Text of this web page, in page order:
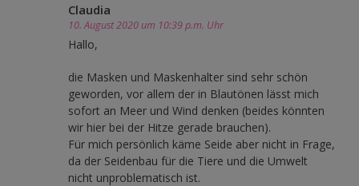
Claudia
10. August 2020 um 10:39 p.m. Uhr
Hallo,
die Masken und Maskenhalter sind sehr schön
geworden, vor allem der in Blautönen lässt mich
sofort an Meer und Wind denken (beides könnten
wir hier bei der Hitze gerade brauchen).
Für mich persönlich käme Seide aber nicht in Frage,
da der Seidenbau für die Tiere und die Umwelt
nicht unproblematisch ist.